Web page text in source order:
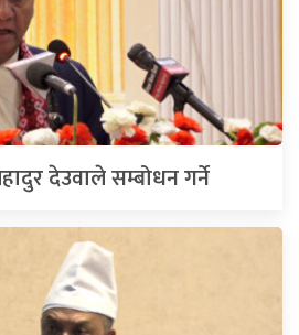
देउवाले सम्बोधन गर्ने